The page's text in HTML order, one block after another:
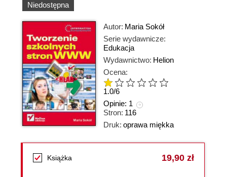
Niedostępna
Autor: Maria Sokół
Serie wydawnicze:
Edukacja
Wydawnictwo: Helion
Ocena:
1.0/6
Opinie: 1
Stron: 116
Druk: oprawa miękka
Książka 19,90 zł